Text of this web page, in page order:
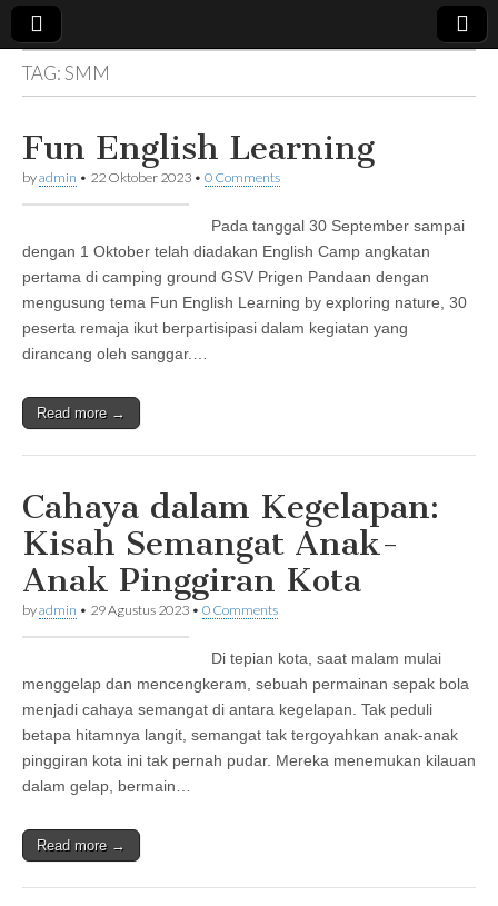
Sanggar
Merah
Merdeka
TAG:SMM
Fun English Learning
byadmin • 22 Oktober 2023 • 0 Comments
Pada tanggal 30 September sampai
dengan 1 Oktober telah diadakan English Camp angkatan
pertama di camping ground GSV Prigen Pandaan dengan
mengusung tema Fun English Learning by exploring nature, 30
peserta remaja ikut berpartisipasi dalam kegiatan yang
dirancang oleh sanggar.…
Read more →
Cahaya dalam Kegelapan:
Kisah Semangat Anak-
Anak Pinggiran Kota
byadmin • 29 Agustus 2023 • 0 Comments
Di tepian kota, saat malam mulai
menggelap dan mencengkeram, sebuah permainan sepak bola
menjadi cahaya semangat di antara kegelapan. Tak peduli
betapa hitamnya langit, semangat tak tergoyahkan anak-anak
pinggiran kota ini tak pernah pudar. Mereka menemukan kilauan
dalam gelap, bermain…
Read more →